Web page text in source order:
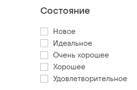
Состояние
Новое
Идеальное
Очень хорошее
Хорошее
Удовлетворительное